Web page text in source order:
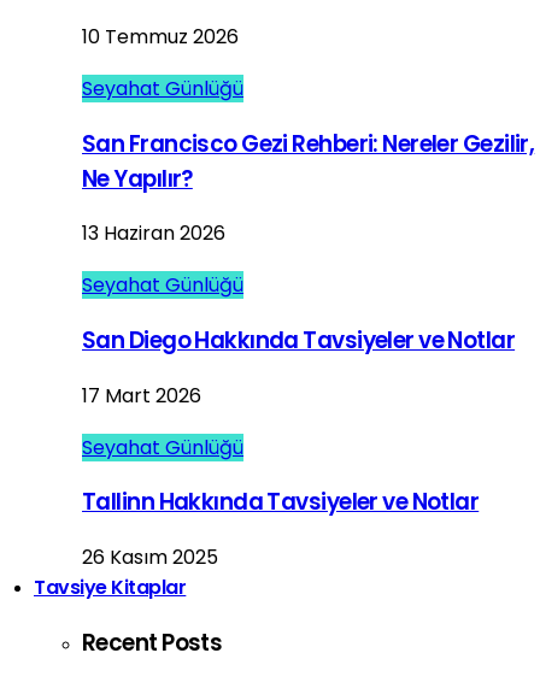
10 Temmuz 2026
Seyahat Günlüğü
San Francisco Gezi Rehberi: Nereler Gezilir,
Ne Yapılır?
13 Haziran 2026
Seyahat Günlüğü
San Diego Hakkında Tavsiyeler ve Notlar
17 Mart 2026
Seyahat Günlüğü
Tallinn Hakkında Tavsiyeler ve Notlar
26 Kasım 2025
Tavsiye Kitaplar
Recent Posts